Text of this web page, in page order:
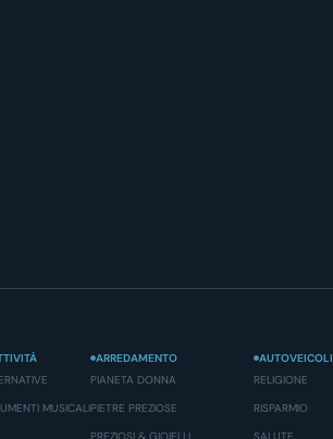
MUSICALI
ARREDAMENTO
PIANETA DONNA
PIETRE PREZIOSE
PREZIOSI & GIOIELLI
AUTOVEICOLI
RELIGIONE
RISPARMIO
SALUTE